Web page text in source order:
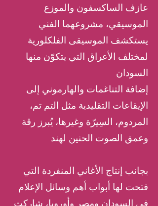
عازف الساكسفون والموزع
الموسيقي، مشروعهما الفني
يستكشف الموسيقى الفلكلورية
لمختلف الأعراق التي يتكوّن منها
السودان
الإيقاعات التقليدية مثل التم تم،
المردوم، السِيرّة وغيرها، يُبرز رقة
وعمق الصوت الحنين لهند
فتحت لها أبواب أهم وسائل الإعلام
في السودان ومصر وأوروبا، شاركت